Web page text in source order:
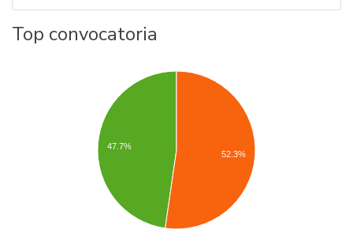
Top convocatoria
47.7%
52.3%